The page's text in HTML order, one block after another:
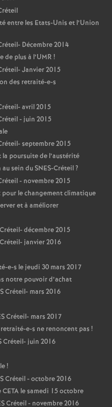
entre les Etats-Unis et l’Union
Décembre 2014
de plus à l’UMR !
Janvier 2015
des retraité-e-s
avril 2015
- juin 2015
septembre 2015
la poursuite de l’austérité
sein duSNES-Créteil?
- novembre 2015
le changement climatique
et à améliorer
Créteil- décembre 2015
Créteil- janvier 2016
e-s le jeudi 30 mars 2017
notre pouvoir d’achat
Créteil- mars 2016
Créteil- mars 2017
e-s ne renoncent pas !
Créteil- juin 2016
!
Créteil - octobre 2016
CETA le samedi 15 octobre
Créteil - novembre 2016